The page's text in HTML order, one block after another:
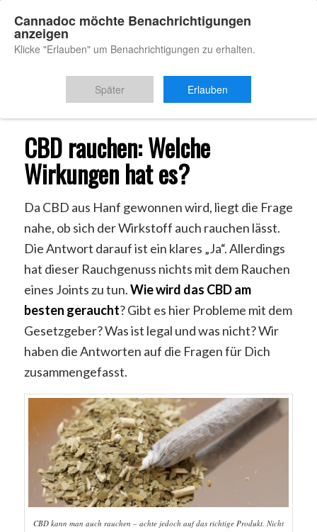
Du bist hier: Startseite / CBD Rauchen
CBD rauchen: Welche
Wirkungen hat es?
Da CBD aus Hanf gewonnen wird, liegt die Frage
nahe, ob sich der Wirkstoff auch rauchen lässt.
Die Antwort darauf ist ein klares „Ja“. Allerdings
hat dieser Rauchgenuss nichts mit dem Rauchen
eines Joints zu tun.Wie wird das CBD am
besten geraucht? Gibt es hier Probleme mit dem
Gesetzgeber? Was ist legal und was nicht? Wir
haben die Antworten auf die Fragen für Dich
zusammengefasst.
CBD kann man auch rauchen – achte jedoch auf das richtige Produkt. Nicht
Cannadoc möchte Benachrichtigungen
anzeigen
Klicke "Erlauben" um Benachrichtigungen zu erhalten.
Später Erlauben